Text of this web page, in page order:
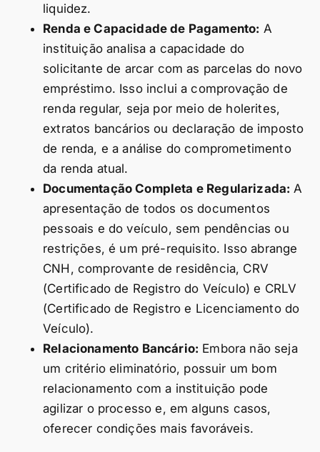
liquidez.
Renda e Capacidade de Pagamento: A
instituição analisa a capacidade do
solicitante de arcar com as parcelas do novo
empréstimo. Isso inclui a comprovação de
renda regular, seja por meio de holerites,
extratos bancários ou declaração de imposto
de renda, e a análise do comprometimento
da renda atual.
Documentação Completa e Regularizada: A
apresentação de todos os documentos
pessoais e do veículo, sem pendências ou
restrições, é um pré-requisito. Isso abrange
CNH, comprovante de residência, CRV
(Certificado de Registro do Veículo) e CRLV
(Certificado de Registro e Licenciamento do
Veículo).
Relacionamento Bancário: Embora não seja
um critério eliminatório, possuir um bom
relacionamento com a instituição pode
agilizar o processo e, em alguns casos,
oferecer condições mais favoráveis.